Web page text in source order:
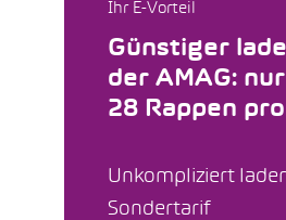
Ihr E-Vorteil
Günstiger
der AMAG:
28 Rappen
Unkompliziert
Sondertarif